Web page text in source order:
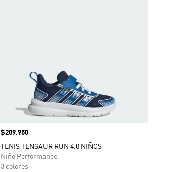
Precio
$209.950
TENIS TENSAUR RUN 4.0 NIÑOS
Niño Performance
3 colores